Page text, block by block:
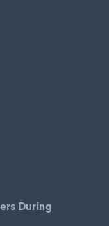
During